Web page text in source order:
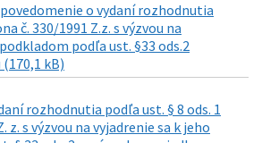
o vydaní rozhodnutia
č. 330/1991 Z.z. s výzvou na
podľa ust. §33 ods.2
kB)
rozhodnutia podľa ust. § 8 ods. 1
z. s výzvou na vyjadrenie sa k jeho